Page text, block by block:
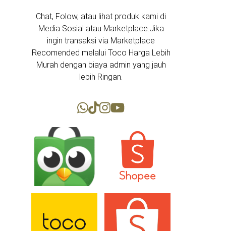
Chat, Folow, atau lihat produk kami di
Media Sosial atau Marketplace.Jika
ingin transaksi via Marketplace
Recomended melalui Toco Harga Lebih
Murah dengan biaya admin yang jauh
lebih Ringan.